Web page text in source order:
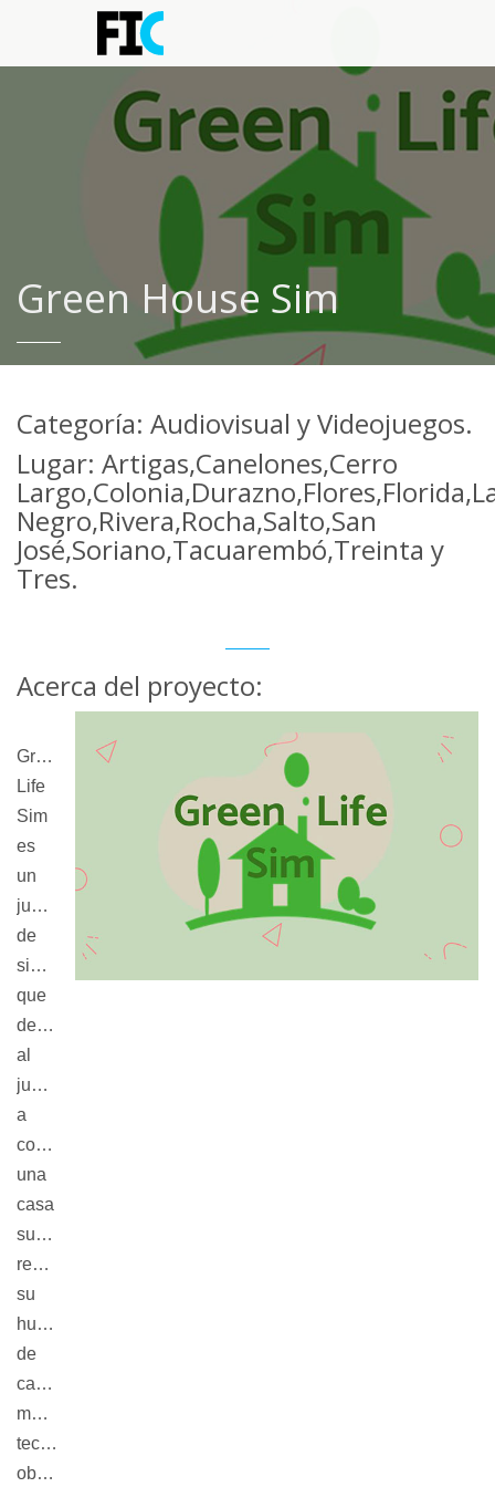
Green House Sim
Categoría: Audiovisual y Videojuegos.
Lugar: Artigas,Canelones,Cerro
Negro,Rivera,Rocha,Salto,San
José,Soriano,Tacuarembó,Treinta y
Tres.
Acerca del proyecto:
Green
Life
Sim
es
un
juego
de
simulación
que
desafía
al
jugador
a
construir
una
casa
sustentable,
reduciendo
su
huella
de
carbono
mediante
tecnologías,
objetos